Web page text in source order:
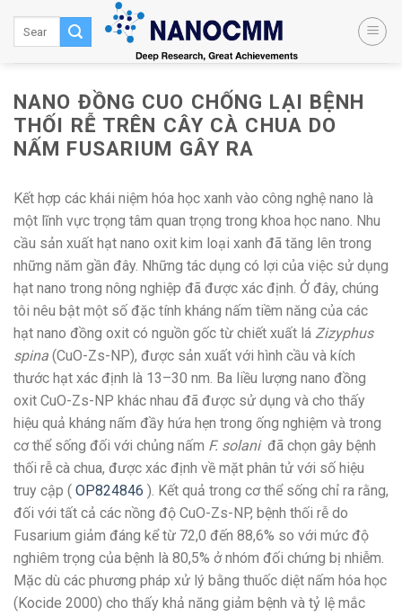
NANO ĐỒNG CUO CHỐNG LẠI BỆNH
THỐI RỄ TRÊN CÂY CÀ CHUA DO
NẤM FUSARIUM GÂY RA
Kết hợp các khái niệm hóa học xanh vào công nghệ nano là
một lĩnh vực trọng tâm quan trọng trong khoa học nano. Nhu
cầu sản xuất hạt nano oxit kim loại xanh đã tăng lên trong
những năm gần đây. Những tác dụng có lợi của việc sử dụng
hạt nano trong nông nghiệp đã được xác định. Ở đây, chúng
tôi nêu bật một số đặc tính kháng nấm tiềm năng của các
hạt nano đồng oxit có nguồn gốc từ chiết xuất lá Zizyphus
spina (CuO-Zs-NP), được sản xuất với hình cầu và kích
thước hạt xác định là 13–30 nm. Ba liều lượng nano đồng
oxit CuO-Zs-NP khác nhau đã được sử dụng và cho thấy
hiệu quả kháng nấm đầy hứa hẹn trong ống nghiệm và trong
cơ thể sống đối với chủng nấm F. solani đã chọn gây bệnh
thối rễ cà chua, được xác định về mặt phân tử với số hiệu
truy cập ( OP824846 ). Kết quả trong cơ thể sống chỉ ra rằng,
đối với tất cả các nồng độ CuO-Zs-NP, bệnh thối rễ do
Fusarium giảm đáng kể từ 72,0 đến 88,6% so với mức độ
nghiêm trọng của bệnh là 80,5% ở nhóm đối chứng bị nhiễm.
Mặc dù các phương pháp xử lý bằng thuốc diệt nấm hóa học
(Kocide 2000) cho thấy khả năng giảm bệnh và tỷ lệ mắc